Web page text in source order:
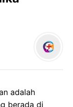
adalah
berada di